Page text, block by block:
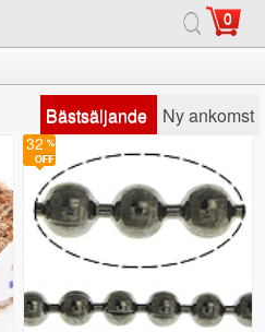
0
Bästsäljande Ny ankomst
32